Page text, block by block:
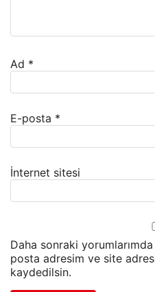
Ad *
E-posta *
İnternet sitesi
Daha sonraki yorumlarımda
posta adresim ve site
kaydedilsin.